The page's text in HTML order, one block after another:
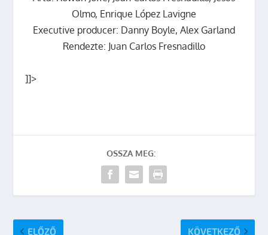
Olmo, Enrique López Lavigne
Executive producer: Danny Boyle, Alex Garland
Rendezte: Juan Carlos Fresnadillo
]]>
OSSZA MEG:
ELŐZŐ KÖVETKEZŐ